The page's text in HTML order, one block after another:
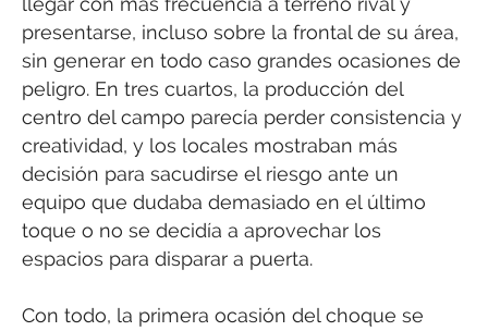
presentarse, incluso sobre la frontal de su área,
sin generar en todo caso grandes ocasiones de
peligro. En tres cuartos, la producción del
centro del campo parecía perder consistencia y
creatividad, y los locales mostraban más
decisión para sacudirse el riesgo ante un
equipo que dudaba demasiado en el último
toque o no se decidía a aprovechar los
espacios para disparar a puerta.
Con todo, la primera ocasión del choque se